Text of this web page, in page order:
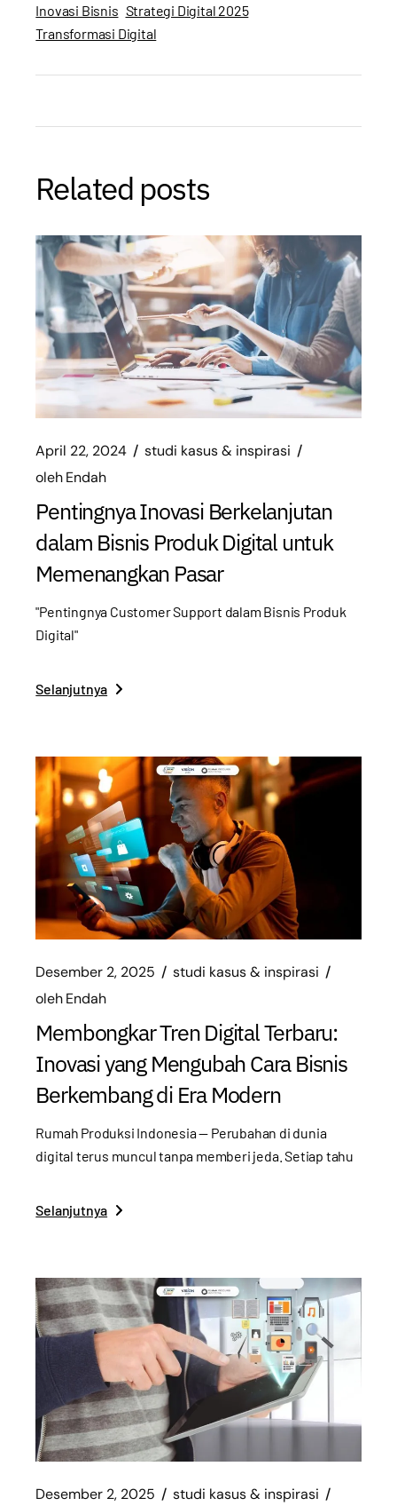
Inovasi Bisnis Strategi Digital 2025
Transformasi Digital
Related posts
April 22, 2024
studi kasus & inspirasi
olehEndah
Pentingnya Inovasi Berkelanjutan
dalam Bisnis Produk Digital untuk
Memenangkan Pasar
"Pentingnya Customer Support dalam Bisnis Produk
Digital"
Selanjutnya
Desember 2, 2025
studi kasus & inspirasi
olehEndah
Membongkar Tren Digital Terbaru:
Inovasi yang Mengubah Cara Bisnis
Berkembang di Era Modern
Rumah Produksi Indonesia — Perubahan di dunia
digital terus muncul tanpa memberi jeda. Setiap tahu
Selanjutnya
Desember 2, 2025 studi kasus & inspirasi